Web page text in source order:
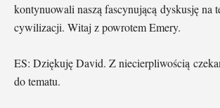
kontynuowali naszą fascynującą dyskusję na
cywilizacji. Witaj z powrotem Emery.
ES: Dziękuję David. Z niecierpliwością
do tematu.